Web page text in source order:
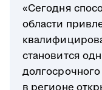
«Сегодня
области
становится